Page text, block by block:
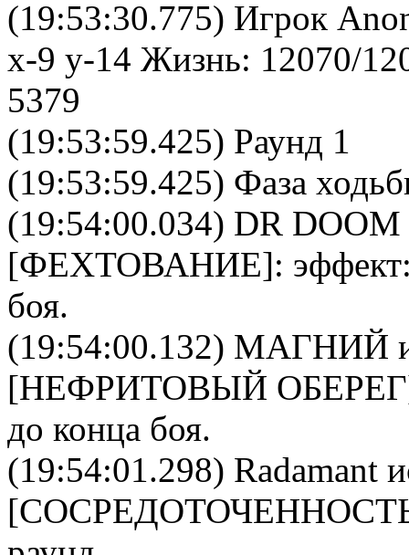
(19:53:30.775) Игрок
x-9 y-14 Жизнь: 12070/
5379
(19:53:59.425) Раунд 1
(19:53:59.425) Фаза
(19:54:00.034) DR DOOM
[ФЕХТОВАНИЕ]:
боя.
(19:54:00.132) МАГНИЙ
[НЕФРИТОВЫЙ ОБЕРЕГ
до конца боя.
(19:54:01.298) Radamant
[